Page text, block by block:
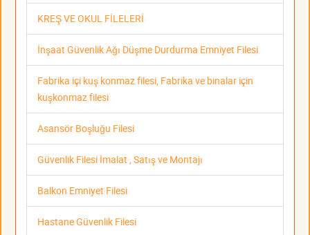
KREŞ VE OKUL FİLELERİ
İnşaat Güvenlik Ağı Düşme Durdurma Emniyet Filesi
Fabrika içi kuş konmaz filesi, Fabrika ve binalar için
kuşkonmaz filesi
Asansör Boşluğu Filesi
Güvenlik Filesi İmalat , Satış ve Montajı
Balkon Emniyet Filesi
Hastane Güvenlik Filesi